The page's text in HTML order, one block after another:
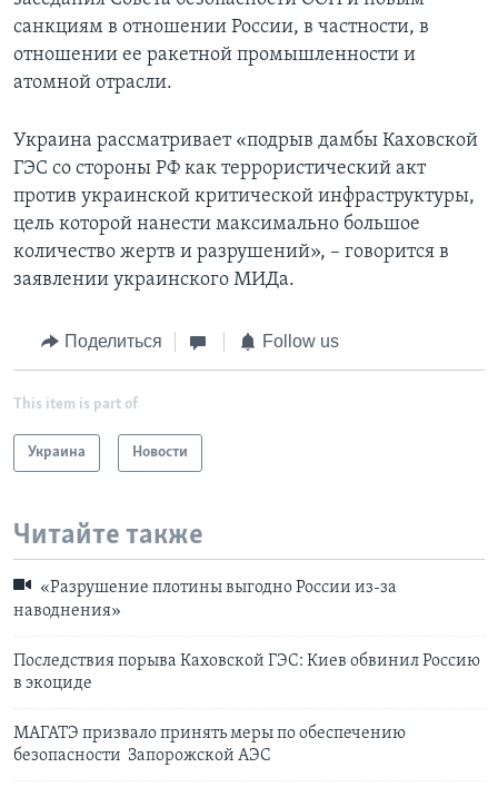
санкциям в отношении России, в частности, в
отношении ее ракетной промышленности и
атомной отрасли.
Украина рассматривает «подрыв дамбы Каховской
ГЭС со стороны РФ как террористический акт
против украинской критической инфраструктуры,
цель которой нанести максимально большое
количество жертв и разрушений», – говорится в
заявлении украинского МИДа.
Поделиться Follow us
This item is part of
Украина Новости
Читайте также
«Разрушение плотины выгодно России из-за
наводнения»
Последствия порыва Каховской ГЭС: Киев обвинил Россию
в экоциде
МАГАТЭ призвало принять меры по обеспечению
безопасности Запорожской АЭС